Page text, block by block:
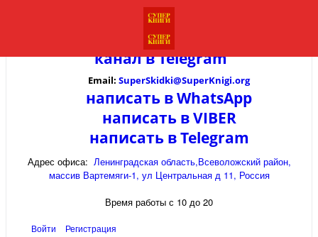
канал вTelegram
Email: SuperSkidki@SuperKnigi.org
написать в WhatsApp
написать в VIBER
написать в Telegram
Адрес офиса: Ленинградская область,Всеволожский район,
массив Вартемяги-1, ул Центральная д 11, Россия
Время работы с 10 до 20
Войти
Регистрация